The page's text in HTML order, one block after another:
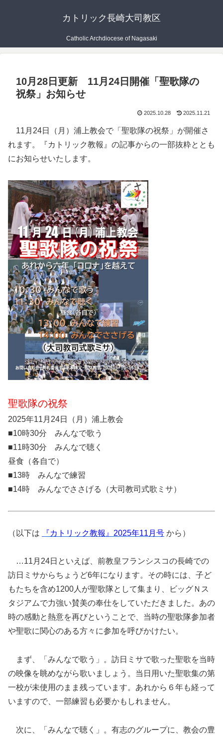
カトリック長崎大司教区
Catholic Archdiocese of Nagasaki
10月28日更新 11月24日開催「聖歌隊の
祝祭」お知らせ
2025.10.28 2025.11.21
11月24日（月）浦上教会で「聖歌隊の祝祭」が開催さ
れます。『カトリック教報』の記事からの一部抜粋ととも
にお知らせいたします。
聖歌隊の祝祭
2025年11月24日（月）浦上教会
■10時30分 みんなで歌う
■11時30分 みんなで聴く
昼食（各自で）
■13時 みんなで練習
■14時 みんなでささげる（大司教司式歌ミサ）
（以下は 『カトリック教報』2025年11月号 から）
…11月24日といえば、前教皇フランシスコの長崎での
訪日ミサからちょうど6年になります。その時には、子ど
もたちを含め1200人が聖歌隊として集まり、ビッグＮス
タジアムで力強い賛美の奉仕をしていただきました。あの
時の感動と熱意を再びということで、当時の聖歌隊参加者
や聖歌に関心のある方々に参加を呼びかけたい。
まず、「みんなで歌う」。訪日ミサで歌った聖歌を当時
の映像を眺めながら歌いましょう。当日用いた聖歌集の第
一校が未使用のまま残っています。あれから６年も経って
いますので、一部練習も必要かもしれません。
次に、「みんなで聴く」。有志のグループに、教会の豊